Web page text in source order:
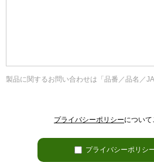
製品に関するお問い合わせは「品番／品名／
プライバシーポリシーについて
プライバシーポリシ